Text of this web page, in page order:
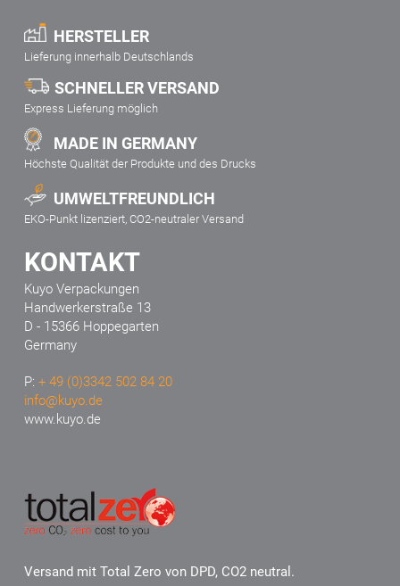
HERSTELLER
Lieferung innerhalb Deutschlands
SCHNELLER VERSAND
Express Lieferung möglich
MADE IN GERMANY
Höchste Qualität der Produkte und des Drucks
UMWELTFREUNDLICH
EKO-Punkt lizenziert, CO2-neutraler Versand
KONTAKT
Kuyo Verpackungen
Handwerkerstraße 13
D - 15366 Hoppegarten
Germany
P: + 49 (0)3342 502 84 20
info@kuyo.de
www.kuyo.de
Versand mit Total Zero von DPD, CO2 neutral.